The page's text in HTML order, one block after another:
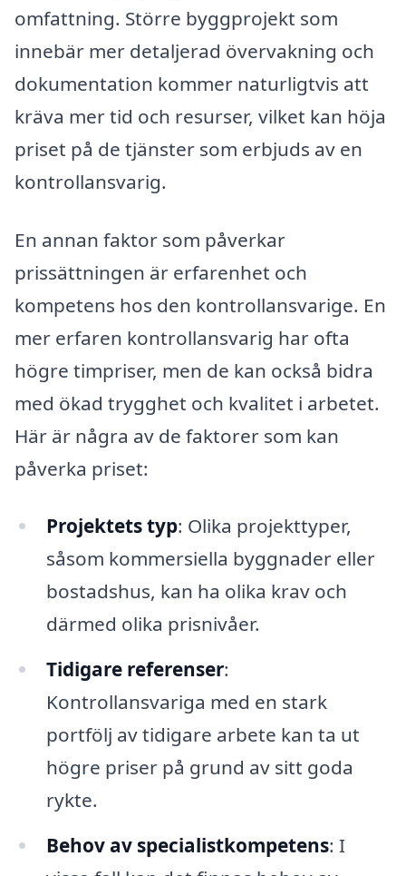
omfattning. Större byggprojekt som
innebär mer detaljerad övervakning och
dokumentation kommer naturligtvis att
kräva mer tid och resurser, vilket kan höja
priset på de tjänster som erbjuds av en
kontrollansvarig.
En annan faktor som påverkar
prissättningen är erfarenhet och
kompetens hos den kontrollansvarige. En
mer erfaren kontrollansvarig har ofta
högre timpriser, men de kan också bidra
med ökad trygghet och kvalitet i arbetet.
Här är några av de faktorer som kan
påverka priset:
Projektets typ: Olika projekttyper,
såsom kommersiella byggnader eller
bostadshus, kan ha olika krav och
därmed olika prisnivåer.
Tidigare referenser:
Kontrollansvariga med en stark
portfölj av tidigare arbete kan ta ut
högre priser på grund av sitt goda
rykte.
Behov av specialistkompetens: I